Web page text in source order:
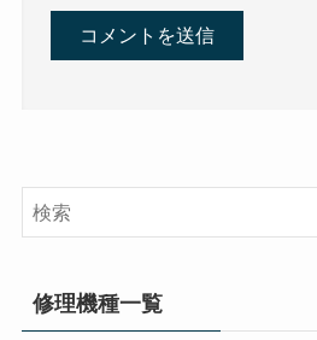
修理機種一覧